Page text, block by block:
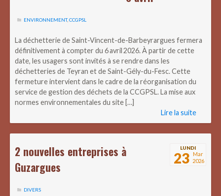
ENVIRONNEMENT,CCGPSL
La déchetterie de Saint-Vincent-de-Barbeyrargues fermera
définitivement à compter du 6 avril 2026. À partir de cette
date, les usagers sont invités à se rendre dans les
déchetteries de Teyran et de Saint-Gély-du-Fesc. Cette
fermeture intervient dans le cadre de la réorganisation du
service de gestion des déchets de la CCGPSL. La mise aux
normes environnementales du site […]
Lire la suite
LUNDI
23 Mar
2026
2 nouvelles entreprises à
Guzargues
DIVERS